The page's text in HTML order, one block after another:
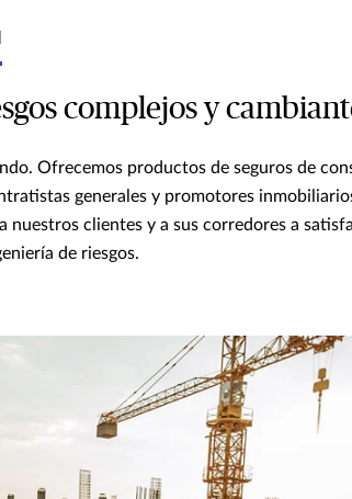
complejos y
Ofrecemos productos de seguros de
generales y promotores
clientes y a sus corredores a
de riesgos.